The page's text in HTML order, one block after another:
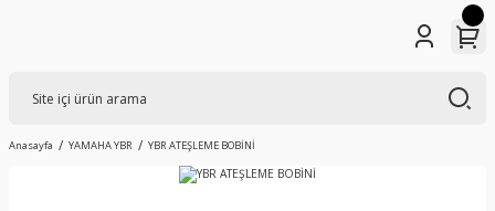
Anasayfa YAMAHA YBR YBR ATEŞLEME BOBİNİ